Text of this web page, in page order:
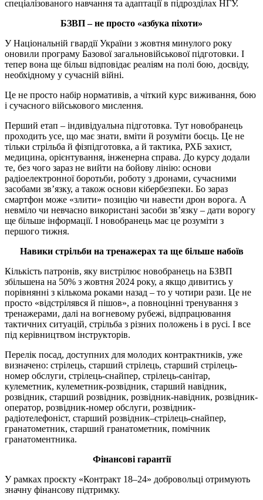
спеціалізованого навчання та адаптації в підрозділах НГУ.
БЗВП – не просто «азбука піхоти»
У Національній гвардії України з жовтня минулого року
оновили програму Базової загальновійськової підготовки. І
тепер вона ще більш відповідає реаліям на полі бою, досвіду,
необхідному у сучасній війні.
Це не просто набір нормативів, а чіткий курс виживання, бою
і сучасного військового мислення.
Перший етап – індивідуальна підготовка. Тут новобранець
проходить усе, що має знати, вміти й розуміти боєць. Це не
тільки стрільба й фізпідготовка, а й тактика, РХБ захист,
медицина, орієнтування, інженерна справа. До курсу додали
те, без чого зараз не вийти на бойову лінію: основи
радіоелектронної боротьби, роботу з дронами, сучасними
засобами зв’язку, а також основи кібербезпеки. Бо зараз
смартфон може «злити» позицію чи навести дрон ворога. А
невміло чи невчасно використані засоби зв’язку – дати ворогу
ще більше інформації. І новобранець має це розуміти з
першого тижня.
Навики стрільби на тренажерах та ще більше набоїв
Кількість патронів, яку вистрілює новобранець на БЗВП
збільшена на 50% з жовтня 2024 року, а якщо дивитись у
порівнянні з кількома роками назад – то у чотири рази. Це не
просто «відстрілявся й пішов», а повноцінні тренування з
тренажерами, далі на вогневому рубежі, відпрацювання
тактичних ситуацій, стрільба з різних положень і в русі. І все
під керівництвом інструкторів.
Перелік посад, доступних для молодих контрактників, уже
визначено: стрілець, старший стрілець, старший стрілець-
номер обслуги, стрілець-снайпер, стрілець-санітар,
кулеметник, кулеметник-розвідник, старший навідник,
розвідник, старший розвідник, розвідник-навідник, розвідник-
оператор, розвідник-номер обслуги, розвідник-
радіотелефоніст, старший розвідник–стрілець-снайпер,
гранатометник, старший гранатометник, помічник
гранатоментника.
Фінансові гарантії
У рамках проєкту «Контракт 18–24» добровольці отримують
значну фінансову підтримку.